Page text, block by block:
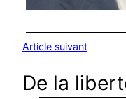
Article suivant
De la